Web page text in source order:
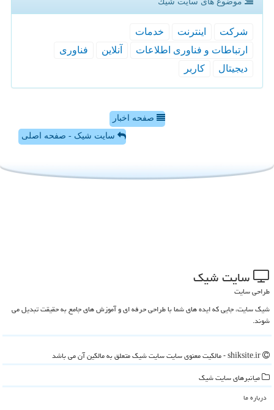
شركت اینترنت
خدمات
ارتباطات و فناوری اطلاعات
آنلاین
فناوری
دیجیتال
كاربر
صفحه اخبار
سایت شیک - صفحه اصلی
سایت شیك
طراحی سایت
شیک سایت، جایی که ایده های شما با طراحی حرفه ای و آموزش های جامع به حقیقت تبدیل می
شوند.
میانبرهای سایت شیك
درباره ما